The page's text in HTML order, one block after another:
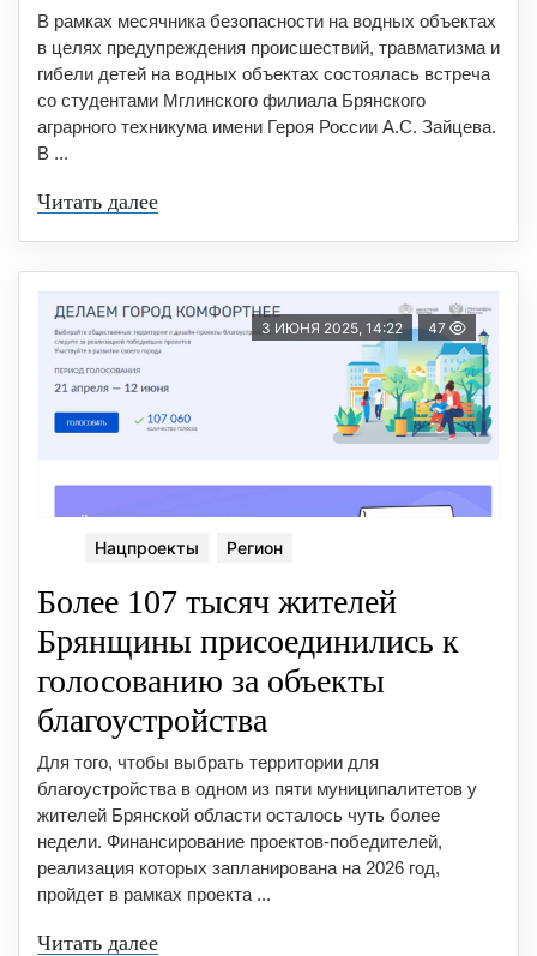
В рамках месячника безопасности на водных объектах
в целях предупреждения происшествий, травматизма и
гибели детей на водных объектах состоялась встреча
со студентами Мглинского филиала Брянского
аграрного техникума имени Героя России А.С. Зайцева.
В ...
Читать далее
3 ИЮНЯ 2025, 14:22 47
Нацпроекты Регион
Более 107 тысяч жителей
Брянщины присоединились к
голосованию за объекты
благоустройства
Для того, чтобы выбрать территории для
благоустройства в одном из пяти муниципалитетов у
жителей Брянской области осталось чуть более
недели. Финансирование проектов-победителей,
реализация которых запланирована на 2026 год,
пройдет в рамках проекта ...
Читать далее